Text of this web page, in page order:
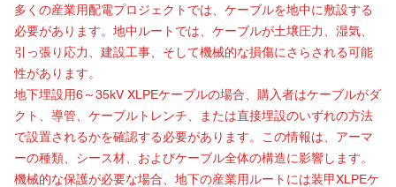
多くの産業用配電プロジェクトでは、ケーブルを地中に敷設する
必要があります。地中ルートでは、ケーブルが土壌圧力、湿気、
引っ張り応力、建設工事、そして機械的な損傷にさらされる可能
性があります。
地下埋設用6～35kV XLPEケーブルの場合、購入者はケーブルがダ
クト、導管、ケーブルトレンチ、または直接埋設のいずれの方法
で設置されるかを確認する必要があります。この情報は、アーマ
ーの種類、シース材、およびケーブル全体の構造に影響します。
機械的な保護が必要な場合、地下の産業用ルートには装甲XLPEケ